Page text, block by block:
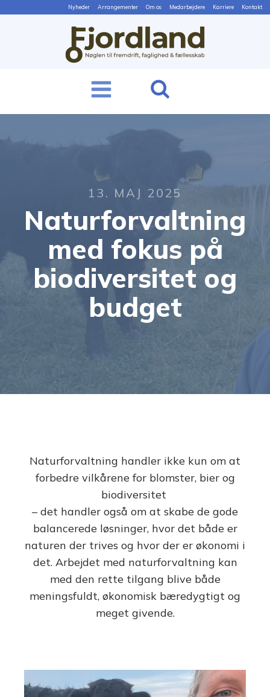
Nyheder Arrangementer Om os Medarbejdere Karriere Kontakt
13. MAJ 2025
Naturforvaltning
med fokus på
biodiversitet og
budget
Naturforvaltning handler ikke kun om at
forbedre vilkårene for blomster, bier og
biodiversitet
– det handler også om at skabe de gode
balancerede løsninger, hvor det både er
naturen der trives og hvor der er økonomi i
det. Arbejdet med naturforvaltning kan
med den rette tilgang blive både
meningsfuldt, økonomisk bæredygtigt og
meget givende.